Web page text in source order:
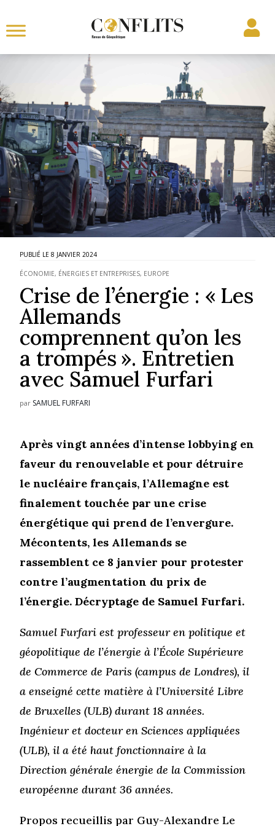
8 JANVIER 2024
ÉCONOMIE, ÉNERGIES ET ENTREPRISES, EUROPE
Crise de l’énergie : « Les
Allemands
comprennent qu’on les
a trompés ». Entretien
avec Samuel Furfari
par SAMUEL FURFARI
Après vingt années d’intense lobbying en
faveur du renouvelable et pour détruire
le nucléaire français, l’Allemagne est
finalement touchée par une crise
énergétique qui prend de l’envergure.
Mécontents, les Allemands se
rassemblent ce 8 janvier pour protester
contre l’augmentation du prix de
l’énergie. Décryptage de Samuel Furfari.
Samuel Furfari est professeur en politique et
géopolitique de l’énergie à l’École Supérieure
de Commerce de Paris (campus de Londres), il
a enseigné cette matière à l’Université Libre
de Bruxelles (ULB) durant 18 années.
Ingénieur et docteur en Sciences appliquées
(ULB), il a été haut fonctionnaire à la
Direction générale énergie de la Commission
européenne durant 36 années.
Propos recueillis par Guy-Alexandre Le